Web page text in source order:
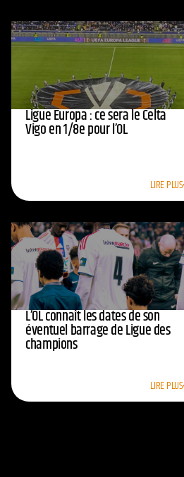
Ligue Europa : ce sera le Celta
Vigo en 1/8e pour l’OL
LIRE PLUS
L’OL connaît les dates de son
éventuel barrage de Ligue des
champions
LIRE PLUS